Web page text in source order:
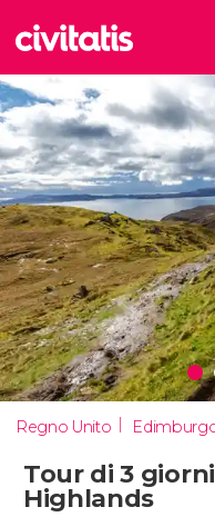
Regno Unito
Tour di 3
Highlands